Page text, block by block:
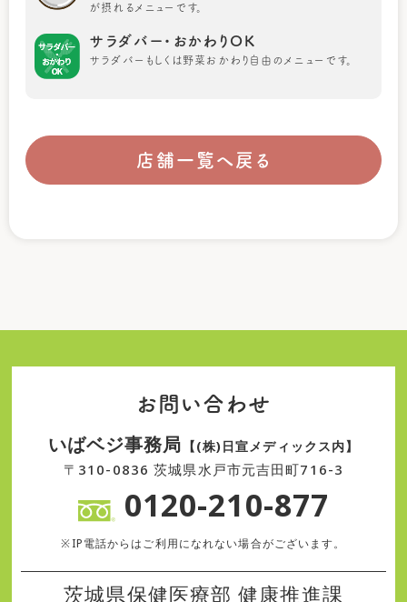
が摂れるメニューです。
サラダバー・おかわりOK
サラダバーもしくは野菜おかわり自由のメニューです。
店舗一覧へ戻る
お問い合わせ
いばベジ事務局 【(株)日宣メディックス内】
〒310-0836 茨城県水戸市元吉田町716-3
0120-210-877
※IP電話からはご利用になれない場合がございます。
茨城県保健医療部 健康推進課